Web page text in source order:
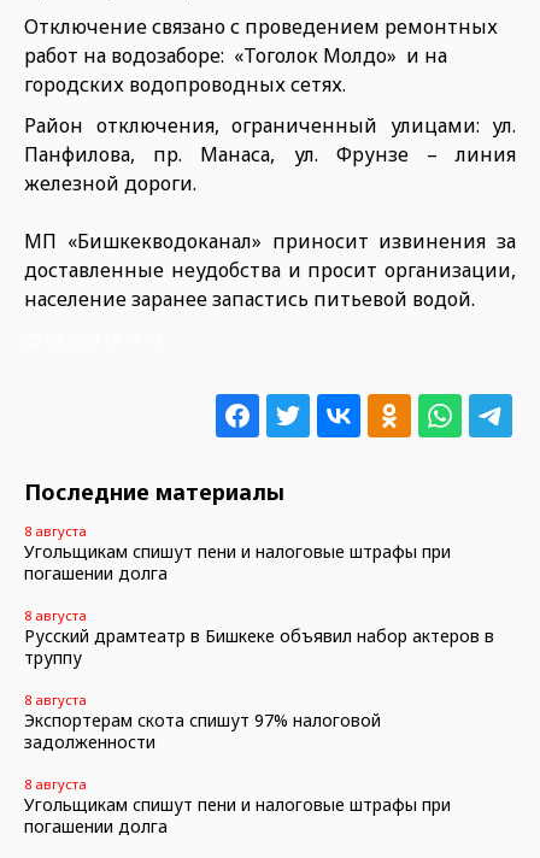
Отключение связано с проведением ремонтных
работ на водозаборе: «Тоголок Молдо» и на
городских водопроводных сетях.
Район отключения, ограниченный улицами: ул.
Панфилова, пр. Манаса, ул. Фрунзе – линия
железной дороги.
МП «Бишкекводоканал» приносит извинения за
доставленные неудобства и просит организации,
население заранее запастись питьевой водой.
Последние материалы
8 августа
Угольщикам спишут пени и налоговые штрафы при
погашении долга
8 августа
Русский драмтеатр в Бишкеке объявил набор актеров в
труппу
8 августа
Экспортерам скота спишут 97% налоговой
задолженности
8 августа
Угольщикам спишут пени и налоговые штрафы при
погашении долга